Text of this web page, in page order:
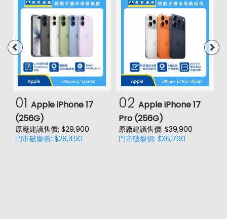
01 Apple iPhone 17
(256G)
原廠建議售價: $29,900
門市破盤價: $28,490
02 Apple iPhone 17
Pro (256G)
原廠建議售價: $39,900
門市破盤價: $36,790